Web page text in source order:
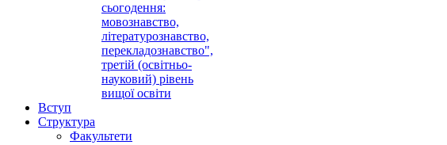
сьогодення:
мовознавство,
літературознавство,
перекладознавство",
третій (освітньо-
науковий) рівень
вищої освіти
Вступ
Структура
Факультети